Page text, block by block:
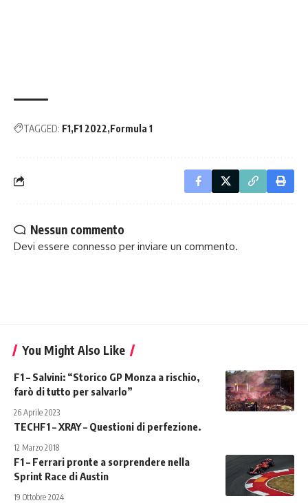
TAGGED: F1 F1 2022 Formula 1
Nessun commento
Devi essere connesso per inviare un commento.
You Might Also Like
F1 – Salvini: “Storico GP Monza a rischio,
farò di tutto per salvarlo”
26 Aprile 2023
TECHF1 – XRAY – Questioni di perfezione.
12 Marzo 2018
F1 – Ferrari pronte a sorprendere nella
Sprint Race di Austin
19 Ottobre 2024